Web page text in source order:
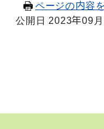
ページの内容
公開日 2023年09